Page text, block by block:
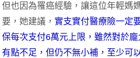
但也因為罹癌經驗，讓這位年輕媽
要，她建議， 實支實付醫療險一定
保每次支付6萬元上限，雖然對於
有點不足，但仍不無小補，至少可